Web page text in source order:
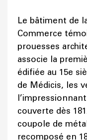
Le bâtiment de
Commerce
prouesses
associe la
édifiée au 15e
de Médicis, les
couverte dès
coupole de
recomposé en